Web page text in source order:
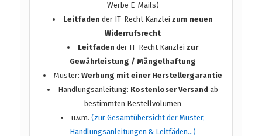
Werbe E-Mails)
Leitfaden der IT-Recht Kanzleizum neuen
Widerrufsrecht
Leitfaden der IT-Recht Kanzleizur
Gewährleistung / Mängelhaftung
Muster:Werbung mit einer Herstellergarantie
Handlungsanleitung: Kostenloser Versand ab
bestimmten Bestellvolumen
u.v.m.(zur Gesamtübersicht der Muster,
Handlungsanleitungen & Leitfäden…)